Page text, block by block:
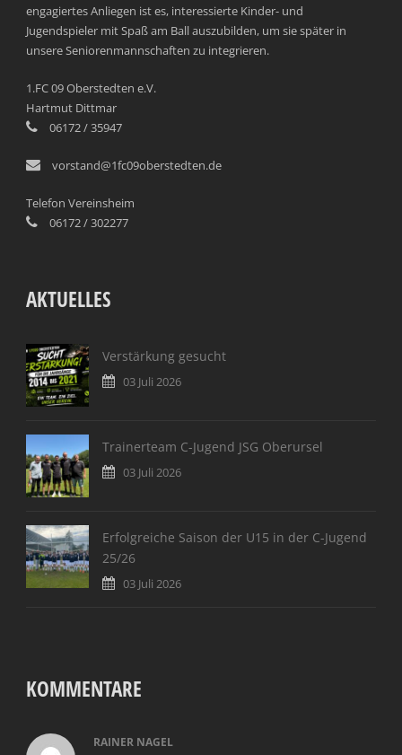
engagiertes Anliegen ist es, interessierte Kinder- und
Jugendspieler mit Spaß am Ball auszubilden, um sie später in
unsere Seniorenmannschaften zu integrieren.
1.FC 09 Oberstedten e.V.
Hartmut Dittmar
06172 / 35947
vorstand@1fc09oberstedten.de
Telefon Vereinsheim
06172 / 302277
AKTUELLES
Verstärkung gesucht
03 Juli 2026
Trainerteam C-Jugend JSG Oberursel
03 Juli 2026
Erfolgreiche Saison der U15 in der C-Jugend
25/26
03 Juli 2026
KOMMENTARE
RAINER NAGEL